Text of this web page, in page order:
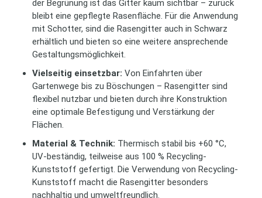
der Begrünung ist das Gitter kaum sichtbar – zurück
bleibt eine gepflegte Rasenfläche. Für die Anwendung
mit Schotter, sind die Rasengitter auch in Schwarz
erhältlich und bieten so eine weitere ansprechende
Gestaltungsmöglichkeit.
Vielseitig einsetzbar: Von Einfahrten über
Gartenwege bis zu Böschungen – Rasengitter sind
flexibel nutzbar und bieten durch ihre Konstruktion
eine optimale Befestigung und Verstärkung der
Flächen.
Material & Technik: Thermisch stabil bis +60 °C,
UV-beständig, teilweise aus 100 % Recycling-
Kunststoff gefertigt. Die Verwendung von Recycling-
Kunststoff macht die Rasengitter besonders
nachhaltig und umweltfreundlich.